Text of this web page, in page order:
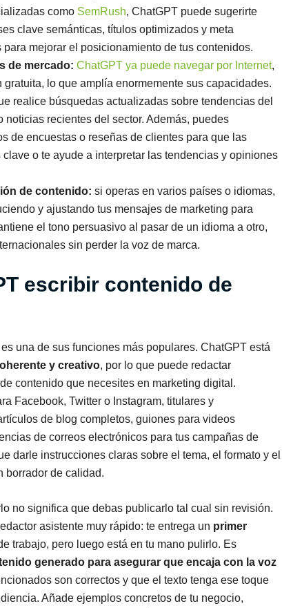
como SemRush, ChatGPT puede sugerirte
clave semánticas, títulos optimizados y meta
mejorar el posicionamiento de tus contenidos.
de mercado: ChatGPT ya puede navegar por Internet,
lo que amplía enormemente sus capacidades.
realice búsquedas actualizadas sobre tendencias del
noticias recientes del sector. Además, puedes
de encuestas o reseñas de clientes para que las
o te ayude a interpretar las tendencias y opiniones
de contenido: si operas en varios países o idiomas,
y ajustando tus mensajes de marketing para
el tono persuasivo al pasar de un idioma a otro,
sin perder la voz de marca.
escribir contenido de
una de sus funciones más populares. ChatGPT está
y creativo, por lo que puede redactar
contenido que necesites en marketing digital.
Facebook, Twitter o Instagram, titulares y
de blog completos, guiones para videos
de correos electrónicos para tus campañas de
darle instrucciones claras sobre el tema, el formato y el
borrador de calidad.
no significa que debas publicarlo tal cual sin revisión.
asistente muy rápido: te entrega un primer
trabajo, pero luego está en tu mano pulirlo. Es
generado para asegurar que encaja con la voz
son correctos y que el texto tenga ese toque
Añade ejemplos concretos de tu negocio,